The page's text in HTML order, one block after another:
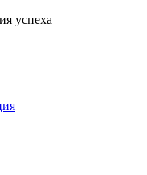
успеха